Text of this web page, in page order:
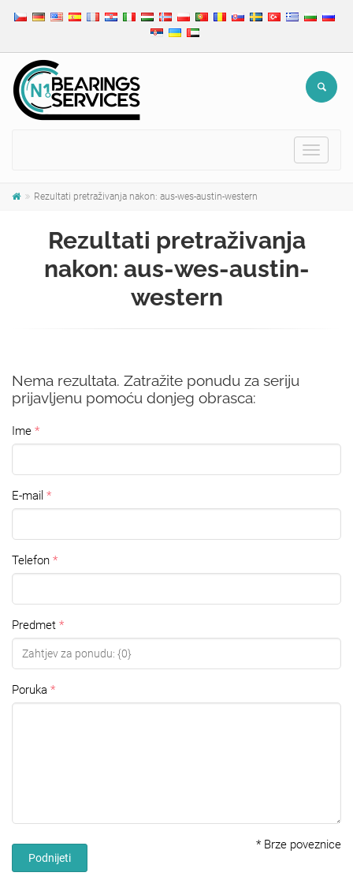
Toggle
Rezultati pretraživanja nakon: aus-wes-austin-western
Rezultati pretraživanja
nakon: aus-wes-austin-
western
Nema rezultata. Zatražite ponudu za seriju
prijavljenu pomoću donjeg obrasca:
Ime
E-mail
Telefon
Predmet
Poruka
* Brze poveznice
Podnijeti